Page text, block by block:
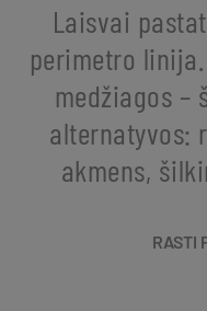
Laisvai
perimetro
medžiagos –
alternatyvos:
akmens,
RASTI